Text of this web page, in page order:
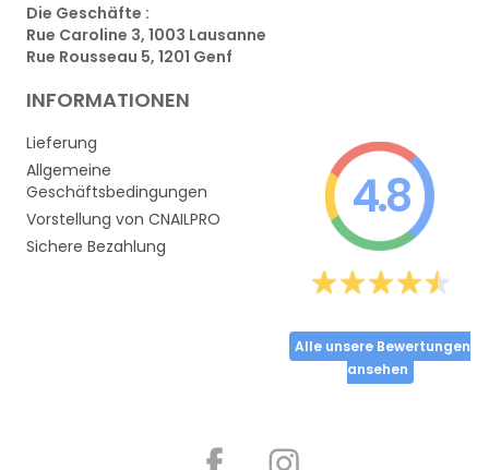
Die Geschäfte :
Rue Caroline 3, 1003 Lausanne
Rue Rousseau 5, 1201 Genf
INFORMATIONEN
Lieferung
Allgemeine
Geschäftsbedingungen
Vorstellung von CNAILPRO
Sichere Bezahlung
4.8
Alle unsere Bewertungen
ansehen